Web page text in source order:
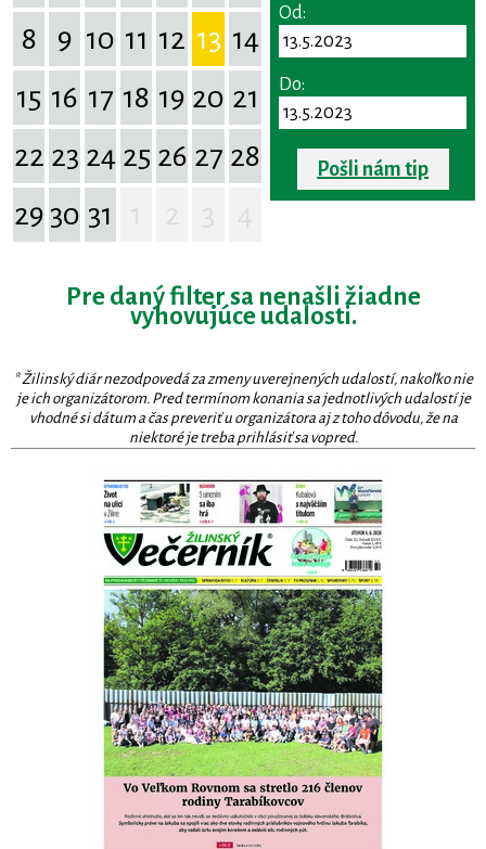
8
9 10 11 12 13 14
15 16 17 18 19 20 21
22 23 24 25 26 27 28
29 30 31
Od:
Do:
Pošli nám tip
Pre daný filter sa nenašli žiadne
vyhovujúce udalosti.
* Žilinský diár nezodpovedá za zmeny uverejnených udalostí, nakoľko nie
je ich organizátorom. Pred termínom konania sa jednotlivých udalostí je
vhodné si dátum a čas preveriť u organizátora aj z toho dôvodu, že na
niektoré je treba prihlásiť sa vopred.